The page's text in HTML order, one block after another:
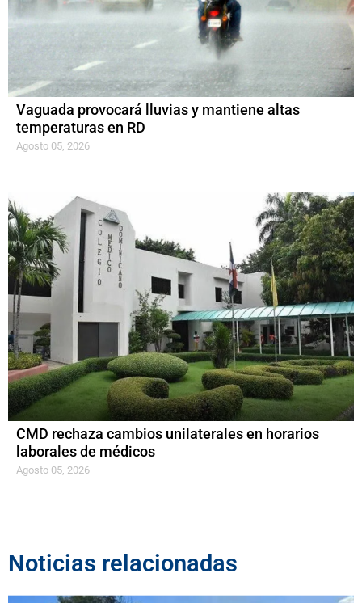
Vaguada provocará lluvias y mantiene altas
temperaturas en RD
Agosto 05, 2026
CMD rechaza cambios unilaterales en horarios
laborales de médicos
Agosto 05, 2026
Noticias relacionadas